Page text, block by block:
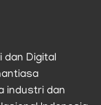
dan Digital
industri dan